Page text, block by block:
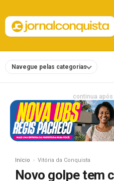
Navegue pelas categorias
continua
Início Vitória da Conquista
Novo golpe tem